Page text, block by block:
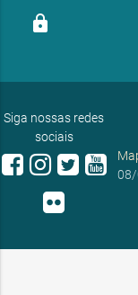
lock
Siga nossas redes
sociais
08/